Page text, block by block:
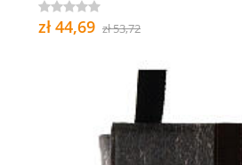
zł 44,69 zł 53,72